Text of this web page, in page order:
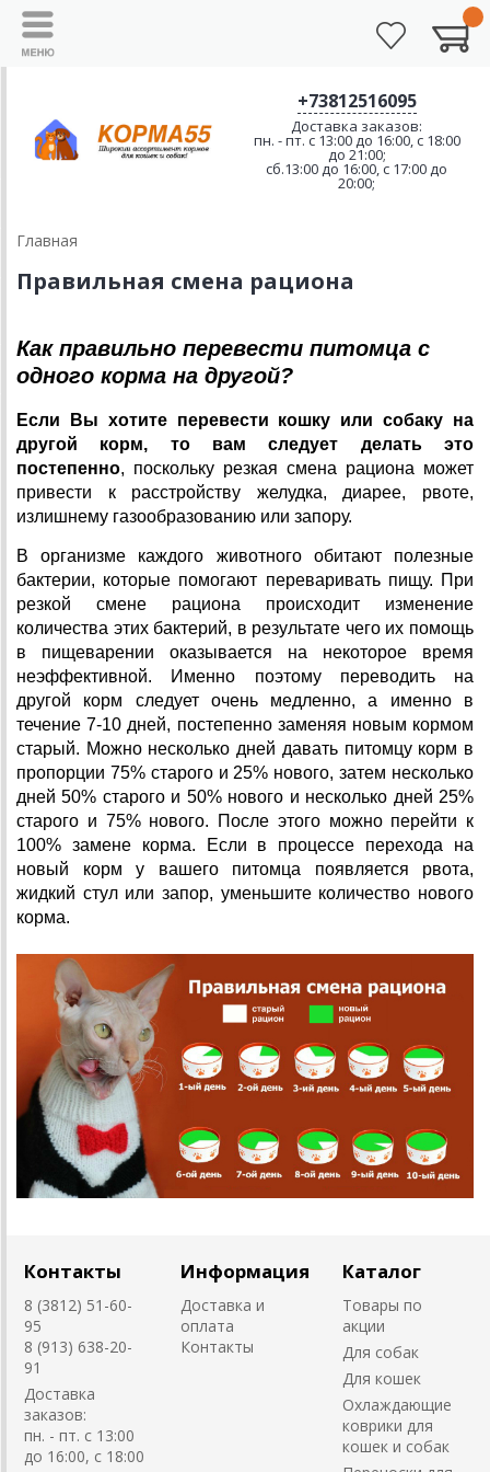
+73812516095
Доставка заказов:
пн. - пт. с 13:00 до 16:00, с 18:00
до 21:00;
сб.13:00 до 16:00, с 17:00 до
20:00;
Главная
Правильная смена рациона
Как правильно перевести питомца с
одного корма на другой?
Если Вы хотите перевести кошку или собаку на
другой корм, то вам следует делать это
постепенно, поскольку резкая смена рациона может
привести к расстройству желудка, диарее, рвоте,
излишнему газообразованию или запору.
В организме каждого животного обитают полезные
бактерии, которые помогают переваривать пищу. При
резкой смене рациона происходит изменение
количества этих бактерий, в результате чего их помощь
в пищеварении оказывается на некоторое время
неэффективной. Именно поэтому переводить на
другой корм следует очень медленно, а именно в
течение 7-10 дней, постепенно заменяя новым кормом
старый. Можно несколько дней давать питомцу корм в
пропорции 75% старого и 25% нового, затем несколько
дней 50% старого и 50% нового и несколько дней 25%
старого и 75% нового. После этого можно перейти к
100% замене корма. Если в процессе перехода на
новый корм у вашего питомца появляется рвота,
жидкий стул или запор, уменьшите количество нового
корма.
Контакты
8 (3812) 51-60-
95
8 (913) 638-20-
91
Доставка
заказов:
пн. - пт. с 13:00
до 16:00, с 18:00
Информация
Доставка и
оплата
Контакты
Каталог
Товары по
акции
Для собак
Для кошек
Охлаждающие
коврики для
кошек и собак